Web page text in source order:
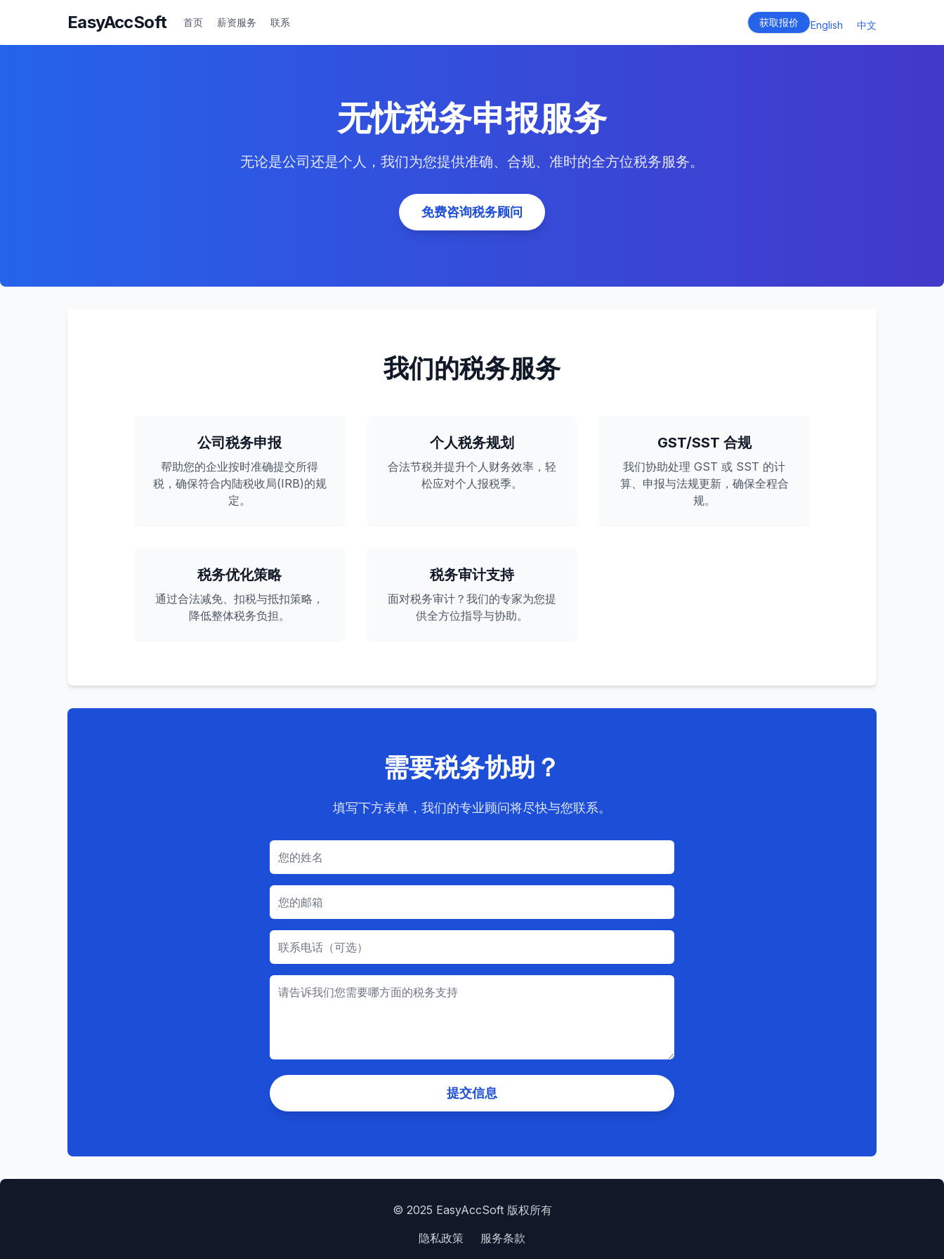
EasyAccSoft 首页 薪资服务 联系 获取报价 English 中文
无忧税务申报服务
无论是公司还是个人，我们为您提供准确、合规、准时的全方位税务服务。
免费咨询税务顾问
我们的税务服务
公司税务申报
帮助您的企业按时准确提交所得
税，确保符合内陆税收局(IRB)的规
定。
个人税务规划
合法节税并提升个人财务效率，轻
松应对个人报税季。
GST/SST 合规
我们协助处理 GST 或 SST 的计
算、申报与法规更新，确保全程合
规。
税务优化策略
通过合法减免、扣税与抵扣策略，
降低整体税务负担。
税务审计支持
面对税务审计？我们的专家为您提
供全方位指导与协助。
需要税务协助？
填写下方表单，我们的专业顾问将尽快与您联系。
提交信息
© 2025 EasyAccSoft 版权所有
隐私政策
服务条款